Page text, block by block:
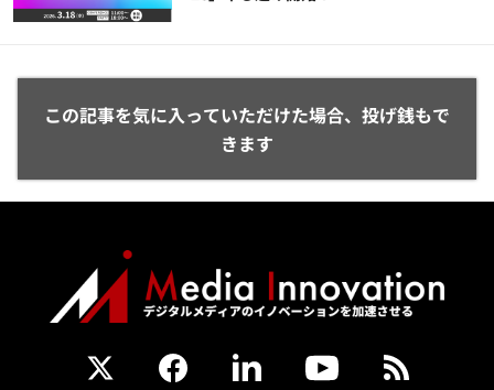
この記事を気に入っていただけた場合、投げ銭もで
きます